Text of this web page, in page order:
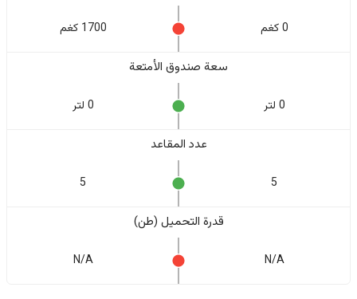
0 كغم 1700 كغم
سعة صندوق الأمتعة
0 لتر 0 لتر
عدد المقاعد
5
5
قدرة التحميل (طن)
N/A
N/A